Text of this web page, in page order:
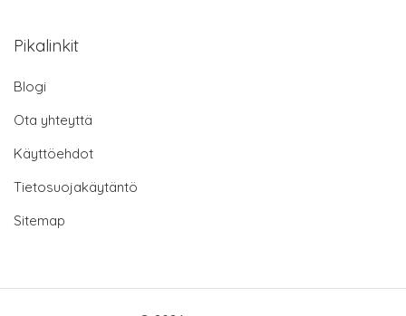
Pikalinkit
Blogi
Ota yhteyttä
Käyttöehdot
Tietosuojakäytäntö
Sitemap